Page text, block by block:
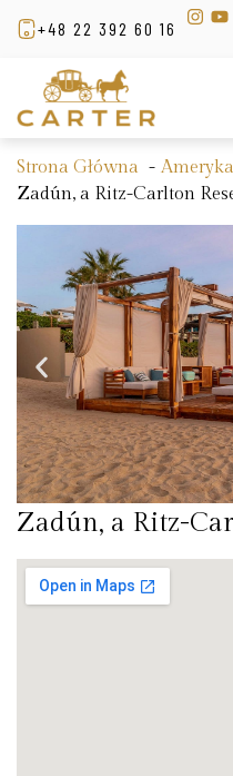
+48 22 392 60 16
Strona Główna
Zadún, a Ritz-Carlton
Zadún, a Ritz-